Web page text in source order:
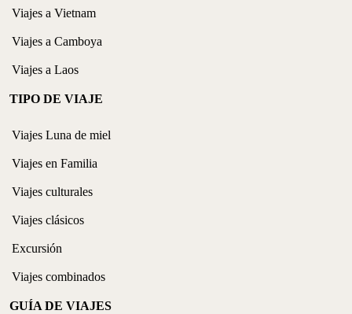
Viajes a Vietnam
Viajes a Camboya
Viajes a Laos
TIPO DE VIAJE
Viajes Luna de miel
Viajes en Familia
Viajes culturales
Viajes clásicos
Excursión
Viajes combinados
GUÍA DE VIAJES